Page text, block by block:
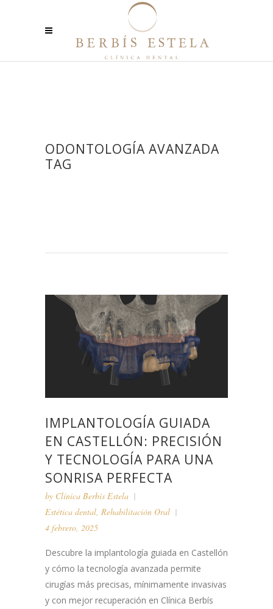
ODONTOLOGÍA AVANZADA
TAG
IMPLANTOLOGÍA GUIADA
EN CASTELLÓN: PRECISIÓN
Y TECNOLOGÍA PARA UNA
SONRISA PERFECTA
by Clínica Berbís Estela
Estética dental, Rehabilitación Oral
4 febrero, 2025
Descubre la implantología guiada en Castellón
y cómo la tecnología avanzada permite
cirugías más precisas, mínimamente invasivas
y con mejor recuperación en Clínica Berbís